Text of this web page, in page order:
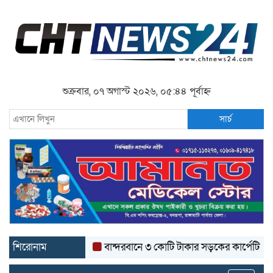
শুক্রবার, ০৭ অগাস্ট ২০২৬, ০৫:৪৪ পূর্বাহ্ন
সার্চ
শিরোনাম বান্দরবানে ৩ কোটি টাকার সড়কের কার্পেটিং উঠে